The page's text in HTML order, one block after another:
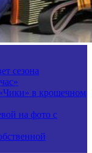
сезона
«Чики» в крошечном
на фото с